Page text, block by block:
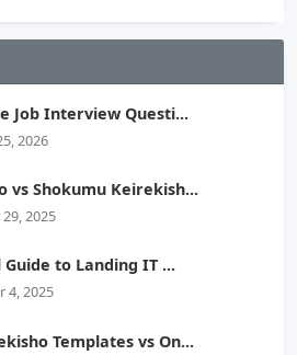
Job Interview Questi...
2026
vs Shokumu Keirekish...
2025
Guide to Landing IT ...
4, 2025
Templates vs On...